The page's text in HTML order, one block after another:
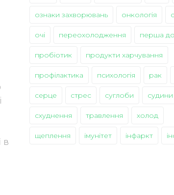
в
ознаки захворювань онкологія
очі переохолодження перша
пробіотик продукти харчування
профілактика психологія рак
серце стрес суглоби судини
схуднення травлення холод
щеплення імунітет інфаркт